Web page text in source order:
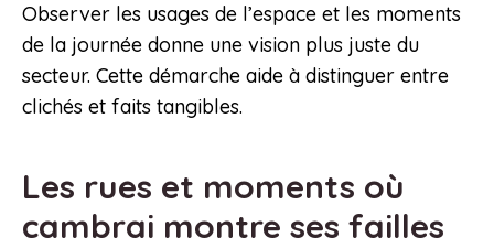
Observer les usages de l’espace et les moments
de la journée donne une vision plus juste du
secteur. Cette démarche aide à distinguer entre
clichés et faits tangibles.
Les rues et moments où
cambrai montre ses failles